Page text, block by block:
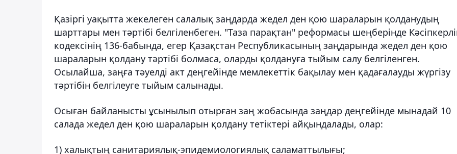
Қазіргі уақытта жекелеген салалық заңдарда жедел ден қою шараларын қолданудың
шарттары мен тәртібі белгіленбеген. "Таза парақтан" реформасы шеңберінде
кодексінің 136-бабында, егер Қазақстан Республикасының заңдарында жедел ден қою
шараларын қолдану тәртібі болмаса, оларды қолдануға тыйым салу белгіленген.
Осылайша, заңға тәуелді акт деңгейінде мемлекеттік бақылау мен қадағалауды жүргізу
тәртібін белгілеуге тыйым салынады.
Осыған байланысты ұсынылып отырған заң жобасында заңдар деңгейінде мынадай 10
салада жедел ден қою шараларын қолдану тетіктері айқындалады, олар:
1) халықтың санитариялық-эпидемиологиялық саламаттылығы;